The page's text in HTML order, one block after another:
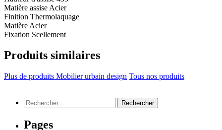
Matière assise Acier
Finition Thermolaquage
Matière Acier
Fixation Scellement
Produits similaires
Plus de produits Mobilier urbain design Tous nos produits
Rechercher :
Pages